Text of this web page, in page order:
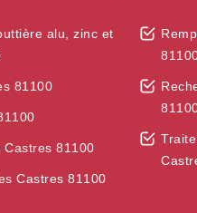
alu, zinc et
81100
81100
Castres 81100